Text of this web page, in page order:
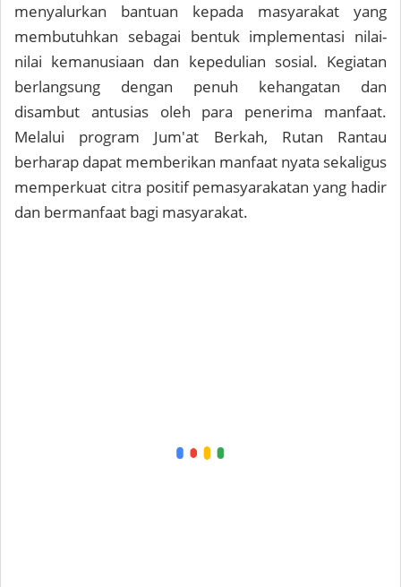
menyalurkan bantuan kepada masyarakat yang
membutuhkan sebagai bentuk implementasi nilai-
nilai kemanusiaan dan kepedulian sosial. Kegiatan
berlangsung dengan penuh kehangatan dan
disambut antusias oleh para penerima manfaat.
Melalui program Jum'at Berkah, Rutan Rantau
berharap dapat memberikan manfaat nyata sekaligus
memperkuat citra positif pemasyarakatan yang hadir
dan bermanfaat bagi masyarakat.